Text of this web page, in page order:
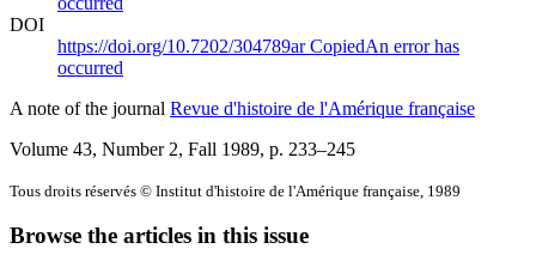
DOI
https://doi.org/10.7202/304789arCopiedAn error has
occurred
A note of the journal Revue d'histoire de l'Amérique française
Volume 43, Number 2, Fall 1989, p. 233–245
Tous droits réservés © Institut d'histoire de l'Amérique française, 1989
Browse the articles in this issue